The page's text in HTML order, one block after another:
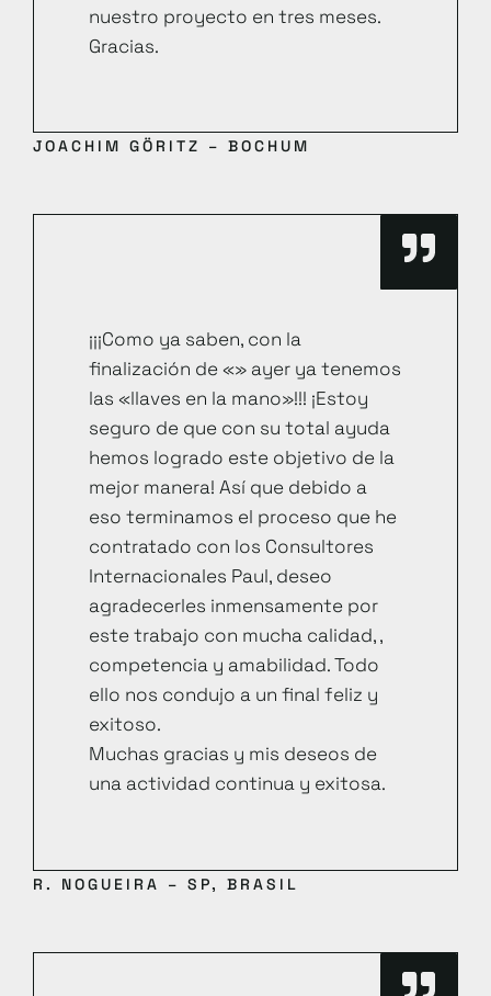
nuestro proyecto en tres meses.
Gracias.
JOACHIM GÖRITZ – BOCHUM
¡¡¡Como ya saben, con la
finalización de «» ayer ya tenemos
las «llaves en la mano»!!! ¡Estoy
seguro de que con su total ayuda
hemos logrado este objetivo de la
mejor manera! Así que debido a
eso terminamos el proceso que he
contratado con los Consultores
Internacionales Paul, deseo
agradecerles inmensamente por
este trabajo con mucha calidad, ,
competencia y amabilidad. Todo
ello nos condujo a un final feliz y
exitoso.
Muchas gracias y mis deseos de
una actividad continua y exitosa.
R. NOGUEIRA – SP, BRASIL